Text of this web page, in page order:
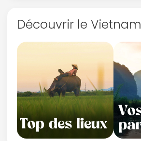
Découvrir le Vietnam